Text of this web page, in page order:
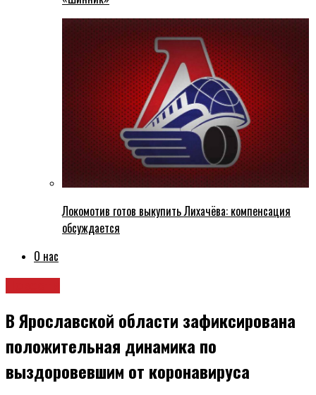
Локомотив готов выкупить Лихачёва: компенсация
обсуждается
О нас
В Ярославской области зафиксирована
положительная динамика по
выздоровевшим от коронавируса